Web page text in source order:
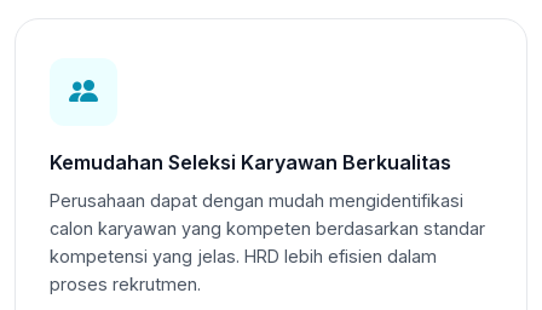
Kemudahan Seleksi Karyawan Berkualitas
Perusahaan dapat dengan mudah mengidentifikasi
calon karyawan yang kompeten berdasarkan standar
kompetensi yang jelas. HRD lebih efisien dalam
proses rekrutmen.